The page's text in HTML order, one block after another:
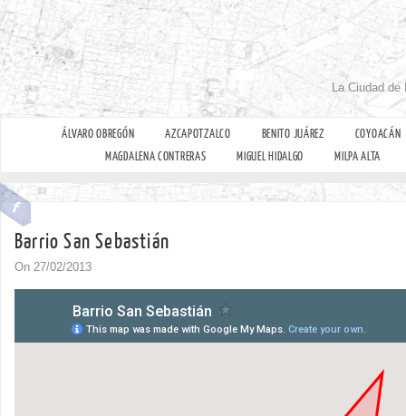
La Ciudad
ÁLVARO OBREGÓN AZCAPOTZALCO BENITO JUÁREZ
COYOACÁN
MAGDALENA CONTRERAS
MIGUEL HIDALGO MILPA ALTA
Barrio San Sebastián
On 27/02/2013